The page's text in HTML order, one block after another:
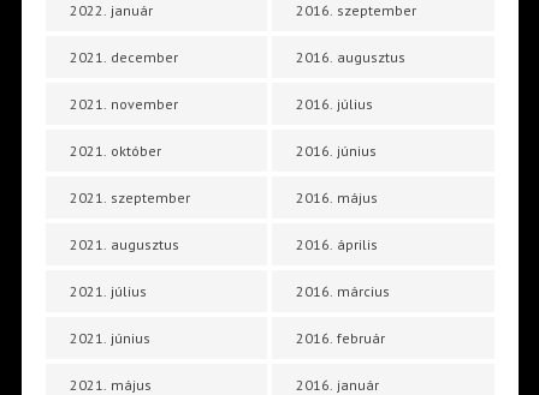
2022. január
2021. december
2021. november
2021. október
2021. szeptember
2021. augusztus
2021. július
2021. június
2021. május
2016. szeptember
2016. augusztus
2016. július
2016. június
2016. május
2016. április
2016. március
2016. február
2016. január